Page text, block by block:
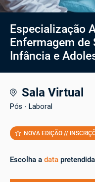
Especialização
Enfermagem
Infância e
Sala Virtual
Pós - Laboral
NOVA EDIÇÃO //
Escolha a data pretendida